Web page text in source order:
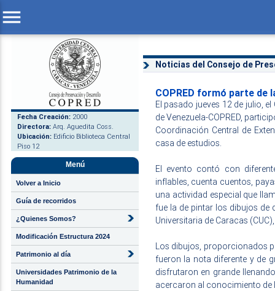
menu
Fecha Creación: 2000
Directora: Arq. Aguedita Coss.
Ubicación: Edificio Biblioteca Central
Piso 12
Menú
Volver a Inicio
Guía de recorridos
¿Quienes Somos?
Modificación Estructura 2024
Patrimonio al día
Universidades Patrimonio de la
Humanidad
Noticias del Consejo de
COPRED formó parte de
El pasado jueves 12 de julio,
de Venezuela-COPRED,
Coordinación Central de
casa de estudios.
El evento contó con
inflables, cuenta cuentos,
una actividad especial que
fue la de pintar los dibujos de
Universitaria de Caracas
Los dibujos, proporcionados
fueron la nota diferente y de
disfrutaron en grande
acercaron al conocimiento de